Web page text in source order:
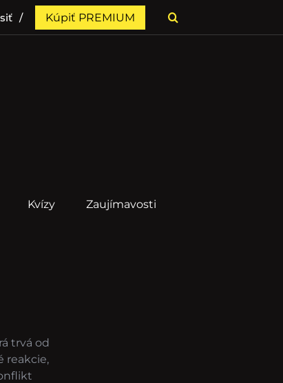
Kúpiť PREMIUM
Kvízy Zaujímavosti
trvá od
reakcie,